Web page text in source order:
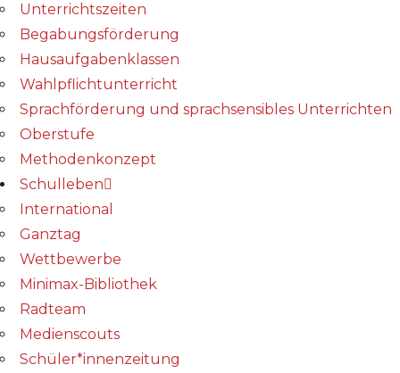
Unterrichtszeiten
Begabungs­förderung
Hausaufgabenklassen
Wahlpflichtunterricht
Sprachförderung und sprachsensibles Unterrichten
Oberstufe
Methodenkonzept
Schulleben
International
Ganztag
Wettbewerbe
Minimax-Bibliothek​
Radteam
Medienscouts
Schüler*innenzeitung